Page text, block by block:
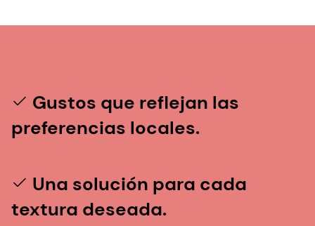
Gustos que reflejan las
preferencias locales.
Una solución para cada
textura deseada.